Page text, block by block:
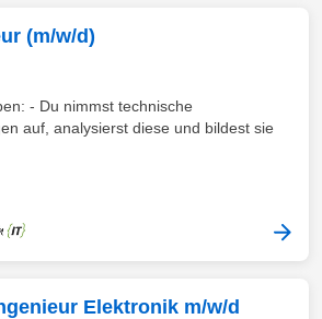
(m/w/d)
- Du nimmst technische
auf, analysierst diese und bildest sie
Elektronik m/w/d